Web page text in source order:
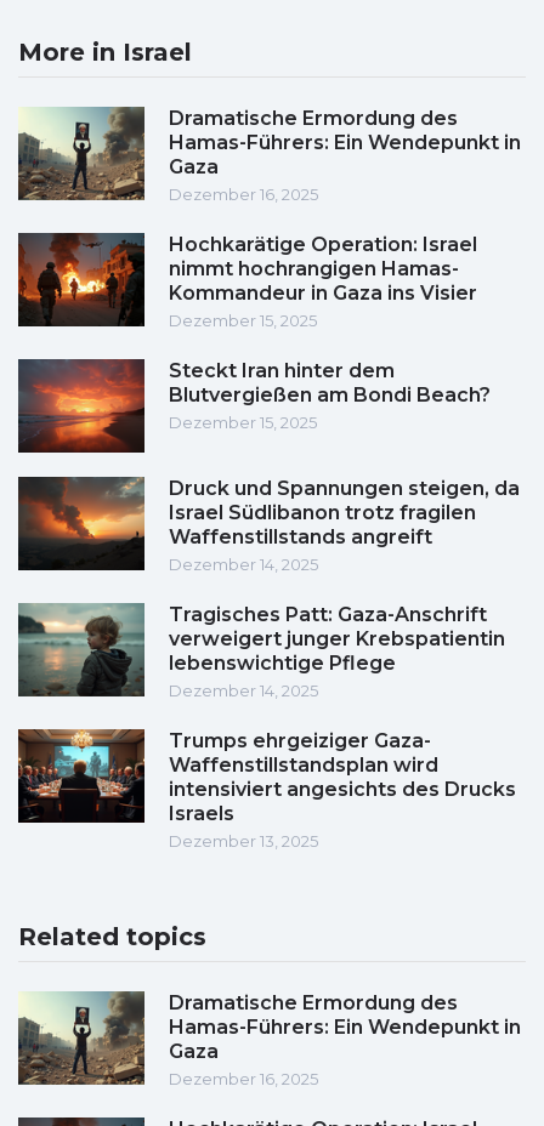
More in Israel
Dramatische Ermordung des
Hamas-Führers: Ein Wendepunkt in
Gaza
Dezember 16, 2025
Hochkarätige Operation: Israel
nimmt hochrangigen Hamas-
Kommandeur in Gaza ins Visier
Dezember 15, 2025
Steckt Iran hinter dem
Blutvergießen am Bondi Beach?
Dezember 15, 2025
Druck und Spannungen steigen, da
Israel Südlibanon trotz fragilen
Waffenstillstands angreift
Dezember 14, 2025
Tragisches Patt: Gaza-Anschrift
verweigert junger Krebspatientin
lebenswichtige Pflege
Dezember 14, 2025
Trumps ehrgeiziger Gaza-
Waffenstillstandsplan wird
intensiviert angesichts des Drucks
Israels
Dezember 13, 2025
Related topics
Dramatische Ermordung des
Hamas-Führers: Ein Wendepunkt in
Gaza
Dezember 16, 2025